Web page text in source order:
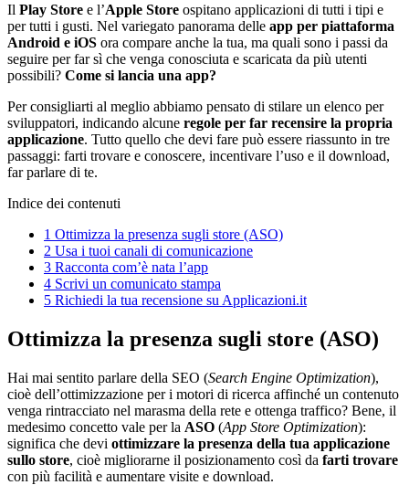
Il Play Store e l’Apple Store ospitano applicazioni di tutti i tipi e
per tutti i gusti. Nel variegato panorama delle app per piattaforma
Android e iOS ora compare anche la tua, ma quali sono i passi da
seguire per far sì che venga conosciuta e scaricata da più utenti
possibili? Come si lancia una app?
Per consigliarti al meglio abbiamo pensato di stilare un elenco per
sviluppatori, indicando alcune regole per far recensire la propria
applicazione. Tutto quello che devi fare può essere riassunto in tre
passaggi: farti trovare e conoscere, incentivare l’uso e il download,
far parlare di te.
Indice dei contenuti
1 Ottimizza la presenza sugli store (ASO)
2 Usa i tuoi canali di comunicazione
3 Racconta com’è nata l’app
4 Scrivi un comunicato stampa
5 Richiedi la tua recensione su Applicazioni.it
Ottimizza la presenza sugli store (ASO)
Hai mai sentito parlare della SEO (Search Engine Optimization),
cioè dell’ottimizzazione per i motori di ricerca affinché un contenuto
venga rintracciato nel marasma della rete e ottenga traffico? Bene, il
medesimo concetto vale per la ASO (App Store Optimization):
significa che devi ottimizzare la presenza della tua applicazione
sullo store, cioè migliorarne il posizionamento così da farti trovare
con più facilità e aumentare visite e download.